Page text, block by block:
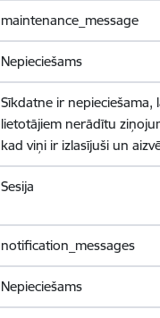
maintenance_message
Nepieciešams
Sīkdatne ir nepieciešama,
lietotājiem nerādītu
kad viņi ir izlasījuši un
Sesija
notification_messages
Nepieciešams